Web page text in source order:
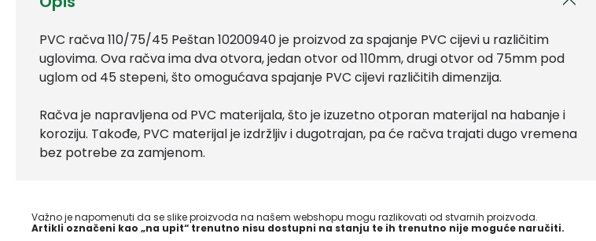
PVC račva 110/75/45 Peštan 10200940 je proizvod za spajanje PVC cijevi u različitim
uglovima. Ova račva ima dva otvora, jedan otvor od 110mm, drugi otvor od 75mm pod
uglom od 45 stepeni, što omogućava spajanje PVC cijevi različitih dimenzija.
Račva je napravljena od PVC materijala, što je izuzetno otporan materijal na habanje i
koroziju. Takođe, PVC materijal je izdržljiv i dugotrajan, pa će račva trajati dugo vremena
bez potrebe za zamjenom.
Važno je napomenuti da se slike proizvoda na našem webshopu mogu razlikovati od stvarnih proizvoda.
Artikli označeni kao „na upit“ trenutno nisu dostupni na stanju te ih trenutno nije moguće naručiti.